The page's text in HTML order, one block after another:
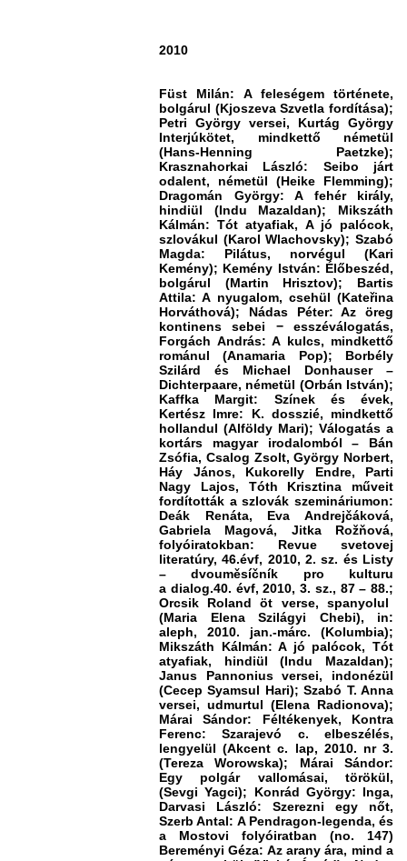
2010
Füst Milán: A feleségem története,
bolgárul (Kjoszeva Szvetla fordítása);
Petri György versei, Kurtág György
Interjúkötet, mindkettő németül
(Hans-Henning Paetzke);
Krasznahorkai László: Seibo járt
odalent, németül (Heike Flemming);
Dragomán György: A fehér király,
hindiül (Indu Mazaldan); Mikszáth
Kálmán: Tót atyafiak, A jó palócok,
szlovákul (Karol Wlachovsky); Szabó
Magda: Pilátus, norvégul (Kari
Kemény); Kemény István: Élőbeszéd,
bolgárul (Martin Hrisztov); Bartis
Attila: A nyugalom, csehül (Kateřina
Horváthová); Nádas Péter: Az öreg
kontinens sebei − esszéválogatás,
Forgách András: A kulcs, mindkettő
románul (Anamaria Pop); Borbély
Szilárd és Michael Donhauser –
Dichterpaare, németül (Orbán István);
Kaffka Margit: Színek és évek,
Kertész Imre: K. dosszié, mindkettő
hollandul (Alföldy Mari); Válogatás a
kortárs magyar irodalomból – Bán
Zsófia, Csalog Zsolt, György Norbert,
Háy János, Kukorelly Endre, Parti
Nagy Lajos, Tóth Krisztina műveit
fordították a szlovák szemináriumon:
Deák Renáta, Eva Andrejčáková,
Gabriela Magová, Jitka Rožňová,
folyóiratokban: Revue svetovej
literatúry, 46.évf, 2010, 2. sz. és Listy
– dvouměsíčník pro kulturu
a dialog.40. évf, 2010, 3. sz., 87 – 88.;
Orcsik Roland öt verse, spanyolul
(Maria Elena Szilágyi Chebi), in:
aleph, 2010. jan.-márc. (Kolumbia);
Mikszáth Kálmán: A jó palócok, Tót
atyafiak, hindiül (Indu Mazaldan);
Janus Pannonius versei, indonézül
(Cecep Syamsul Hari); Szabó T. Anna
versei, udmurtul (Elena Radionova);
Márai Sándor: Féltékenyek, Kontra
Ferenc: Szarajevó c. elbeszélés,
lengyelül (Akcent c. lap, 2010. nr 3.
(Tereza Worowska); Márai Sándor:
Egy polgár vallomásai, törökül,
(Sevgi Yagci); Konrád György: Inga,
Darvasi László: Szerezni egy nőt,
Szerb Antal: A Pendragon-legenda, és
a Mostovi folyóiratban (no. 147)
Bereményi Géza: Az arany ára, mind a